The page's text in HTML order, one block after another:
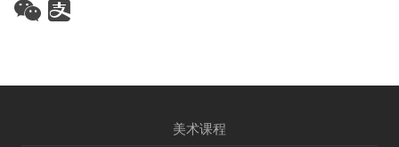
美术课程